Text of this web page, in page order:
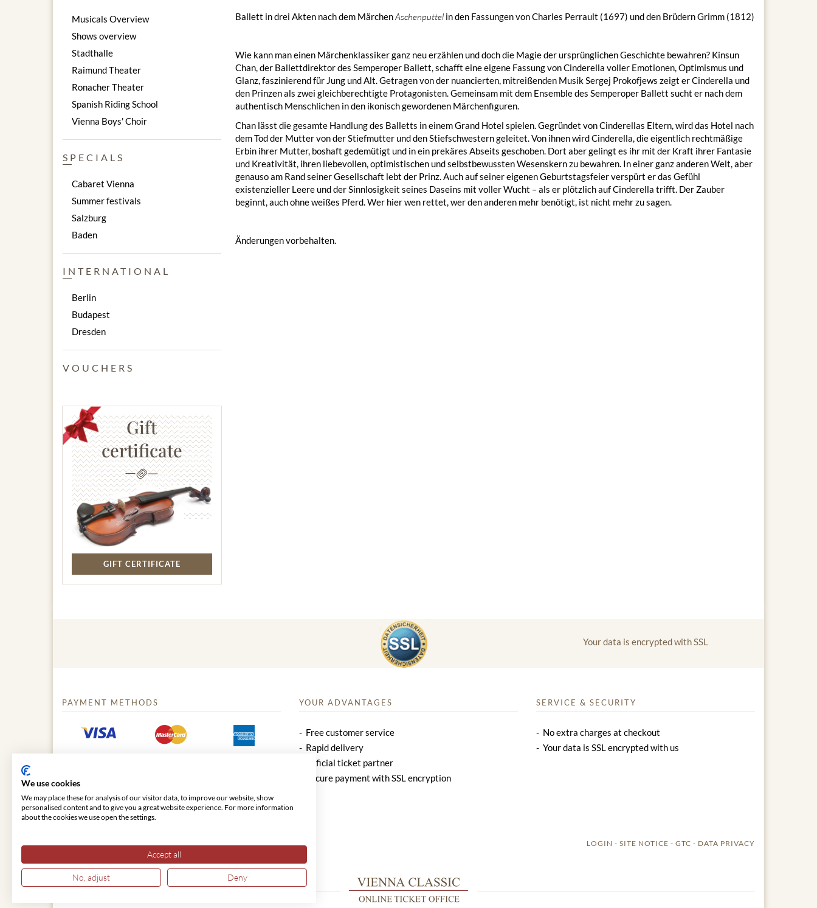
Ballett in drei Akten nach dem MärchenAschenputtel in den Fassungen von Charles Perrault (1697) und den Brüdern Grimm (1812)
Wie kann man einen Märchenklassiker ganz neu erzählen und doch die Magie der ursprünglichen Geschichte bewahren? Kinsun
Chan, der Ballettdirektor des Semperoper Ballett, schafft eine eigene Fassung von Cinderella voller Emotionen, Optimismus und
Glanz, faszinierend für Jung und Alt. Getragen von der nuancierten, mitreißenden Musik Sergej Prokofjews zeigt er Cinderella und
den Prinzen als zwei gleichberechtigte Protagonisten. Gemeinsam mit dem Ensemble des Semperoper Ballett sucht er nach dem
authentisch Menschlichen in den ikonisch gewordenen Märchenfiguren.
Chan lässt die gesamte Handlung des Balletts in einem Grand Hotel spielen. Gegründet von Cinderellas Eltern, wird das Hotel nach
dem Tod der Mutter von der Stiefmutter und den Stiefschwestern geleitet. Von ihnen wird Cinderella, die eigentlich rechtmäßige
Erbin ihrer Mutter, boshaft gedemütigt und in ein prekäres Abseits geschoben. Dort aber gelingt es ihr mit der Kraft ihrer Fantasie
und Kreativität, ihren liebevollen, optimistischen und selbstbewussten Wesenskern zu bewahren. In einer ganz anderen Welt, aber
genauso am Rand seiner Gesellschaft lebt der Prinz. Auch auf seiner eigenen Geburtstagsfeier verspürt er das Gefühl
existenzieller Leere und der Sinnlosigkeit seines Daseins mit voller Wucht – als er plötzlich auf Cinderella trifft. Der Zauber
beginnt, auch ohne weißes Pferd. Wer hier wen rettet, wer den anderen mehr benötigt, ist nicht mehr zu sagen.
Änderungen vorbehalten.
Musicals Overview
Shows overview
Stadthalle
Raimund Theater
Ronacher Theater
Spanish Riding School
Vienna Boys' Choir
SPECIALS
Cabaret Vienna
Summer festivals
Salzburg
Baden
INTERNATIONAL
Berlin
Budapest
Dresden
VOUCHERS
Gift
certificate
GIFT CERTIFICATE
Your data is encrypted with SSL
PAYMENT METHODS YOUR ADVANTAGES
Free customer service
Rapid delivery
Official ticket partner
Secure payment with SSL encryption
SERVICE & SECURITY
No extra charges at checkout
Your data is SSL encrypted with us
LOGIN SITE NOTICE GTC DATA PRIVACY
We use cookies
We may place these for analysis of our visitor data, to improve our website, show
personalised content and to give you a great website experience. For more information
about the cookies we use open the settings.
Accept all
No, adjust Deny